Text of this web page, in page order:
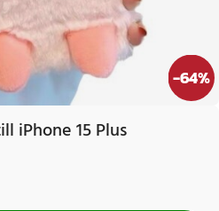
-64%
iPhone 15 Plus